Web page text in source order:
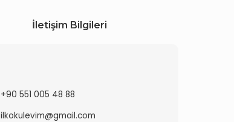
İletişim Bilgileri
+90 551 005 48 88
ilkokulevim@gmail.com